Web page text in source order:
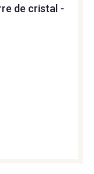
de cristal -